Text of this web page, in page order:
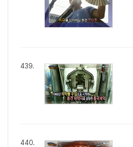
439.
440.